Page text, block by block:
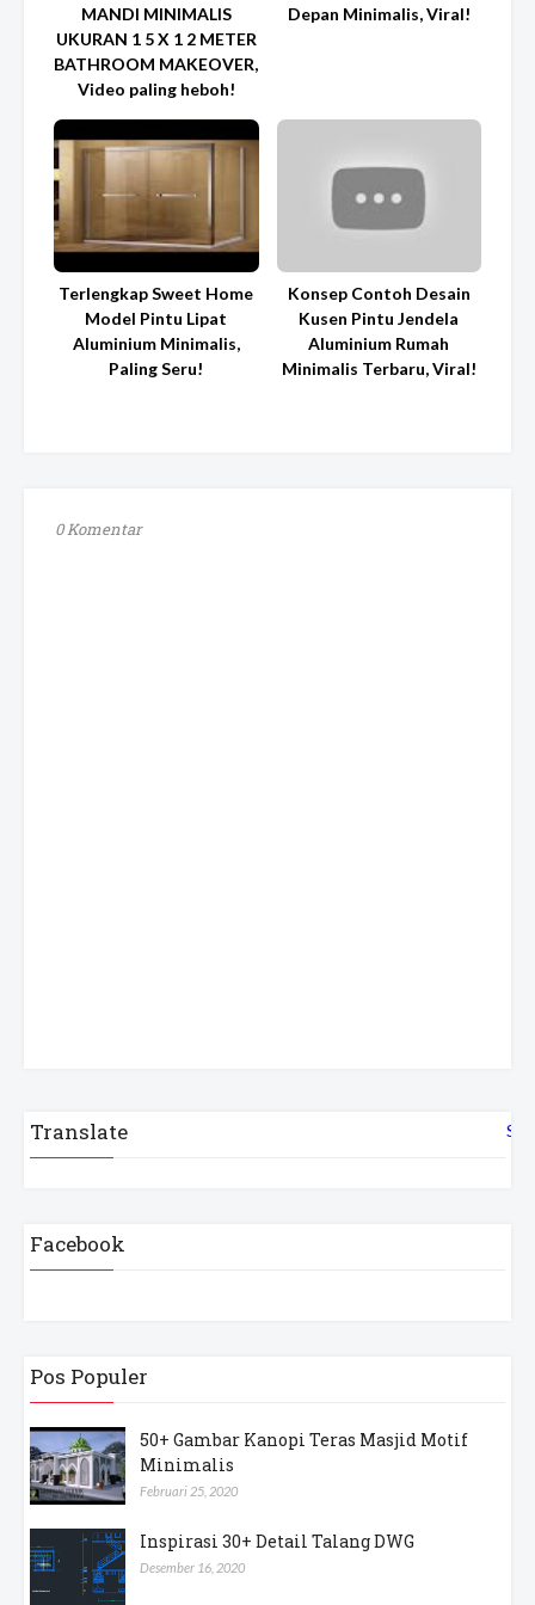
MANDI MINIMALIS
UKURAN 1 5 X 1 2 METER
BATHROOM MAKEOVER,
Video paling heboh!
Depan Minimalis, Viral!
Terlengkap Sweet Home
Model Pintu Lipat
Aluminium Minimalis,
Paling Seru!
Konsep Contoh Desain
Kusen Pintu Jendela
Aluminium Rumah
Minimalis Terbaru, Viral!
0 Komentar
Translate
Facebook
Pos Populer
50+ Gambar Kanopi Teras Masjid Motif
Minimalis
Februari 25, 2020
Inspirasi 30+ Detail Talang DWG
Desember 16, 2020